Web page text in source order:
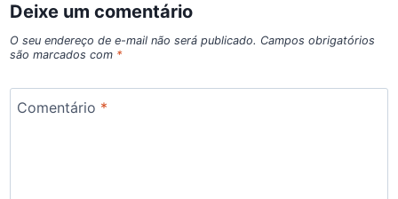
Deixe um comentário
O seu endereço de e-mail não será publicado. Campos obrigatórios
são marcados com *
Comentário *